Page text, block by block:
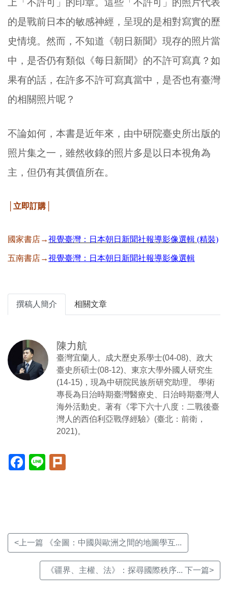
上「不許可」的印章。這些「不許可」的照片代表
的是戰前日本的敏感神經，呈現的是相對寫實的歷
史情境。然而，不知道《朝日新聞》現存的照片當
中，是否仍有類似《每日新聞》的不許可寫真？如
果有的話，在許多不許可寫真當中，是否也有臺灣
的相關照片呢？
不論如何，本書是近年來，由中研院臺史所出版的
照片集之一，雖然收錄的照片多是以日本視角為
主，但仍有其價值所在。
│立即訂購│
國家書店→視覺臺灣：日本朝日新聞社報導影像選輯 (精裝)
五南書店→視覺臺灣：日本朝日新聞社報導影像選輯
撰稿人簡介 相關文章
陳力航
臺灣宜蘭人。成大歷史系學士(04-08)、政大
臺史所碩士(08-12)、東京大學外國人研究生
(14-15)，現為中研院民族所研究助理。 學術
專長為日治時期臺灣醫療史、日治時期臺灣人
海外活動史。著有《零下六十八度：二戰後臺
灣人的西伯利亞戰俘經驗》(臺北：前衛，
2021)。
Facebook(另
開
Line(另
開
<上一篇 《全圖：中國與歐洲之間的地圖學互...
《疆界、主權、法》：探尋國際秩序... 下一篇>